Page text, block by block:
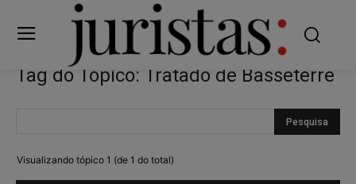
Tag do Tópico: Tratado de Basseterre
Visualizando tópico 1 (de 1 do total)